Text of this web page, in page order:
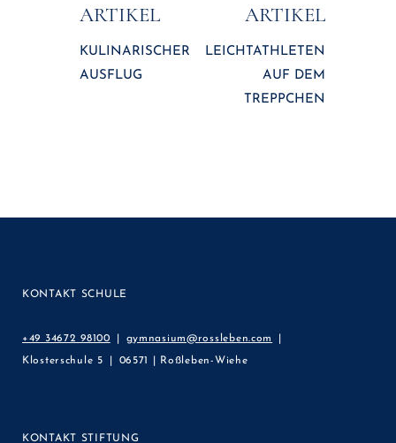
ARTIKEL
KULINARISCHER
AUSFLUG
ARTIKEL
LEICHTATHLETEN
AUF DEM
TREPPCHEN
KONTAKT SCHULE
+49 34672 98100 gymnasium@rossleben.com
Klosterschule 5 06571 | Roßleben-Wiehe
KONTAKT STIFTUNG